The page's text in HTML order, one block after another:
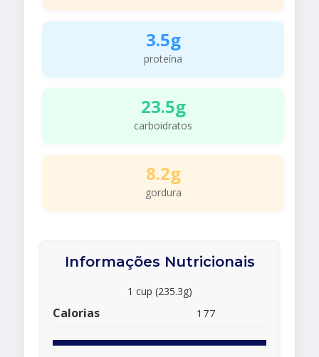
3.5g
proteína
23.5g
carboidratos
8.2g
gordura
Informações Nutricionais
1 cup (235.3g)
Calorias 177